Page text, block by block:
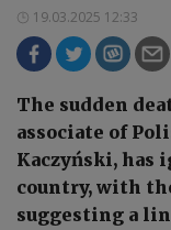
19.03.2025 12:33
The sudden
associate of
Kaczyński,
country, with
suggesting a